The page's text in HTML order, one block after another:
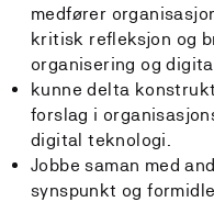
medfører
kritisk refleksjon og
organisering og
kunne delta
forslag i
digital teknologi.
Jobbe saman med
synspunkt og